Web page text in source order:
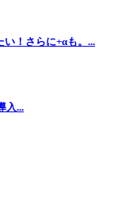
！さらに+αも。...
入...